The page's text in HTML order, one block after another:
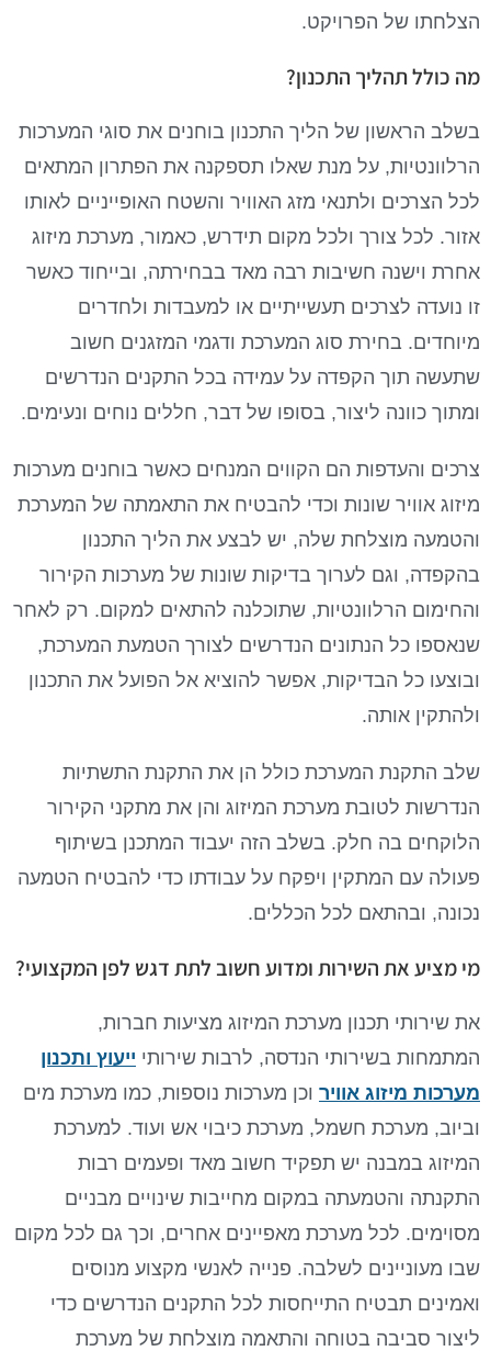
הצלחתו של הפרויקט.
מה כולל תהליך התכנון?
בשלב הראשון של הליך התכנון בוחנים את סוגי המערכות
הרלוונטיות, על מנת שאלו תספקנה את הפתרון המתאים
לכל הצרכים ולתנאי מזג האוויר והשטח האופייניים לאותו
אזור. לכל צורך ולכל מקום תידרש, כאמור, מערכת מיזוג
אחרת וישנה חשיבות רבה מאד בבחירתה, ובייחוד כאשר
זו נועדה לצרכים תעשייתיים או למעבדות ולחדרים
מיוחדים. בחירת סוג המערכת ודגמי המזגנים חשוב
שתעשה תוך הקפדה על עמידה בכל התקנים הנדרשים
ומתוך כוונה ליצור, בסופו של דבר, חללים נוחים ונעימים.
צרכים והעדפות הם הקווים המנחים כאשר בוחנים מערכות
מיזוג אוויר שונות וכדי להבטיח את התאמתה של המערכת
והטמעה מוצלחת שלה, יש לבצע את הליך התכנון
בהקפדה, וגם לערוך בדיקות שונות של מערכות הקירור
והחימום הרלוונטיות, שתוכלנה להתאים למקום. רק לאחר
שנאספו כל הנתונים הנדרשים לצורך הטמעת המערכת,
ובוצעו כל הבדיקות, אפשר להוציא אל הפועל את התכנון
ולהתקין אותה.
שלב התקנת המערכת כולל הן את התקנת התשתיות
הנדרשות לטובת מערכת המיזוג והן את מתקני הקירור
הלוקחים בה חלק. בשלב הזה יעבוד המתכנן בשיתוף
פעולה עם המתקין ויפקח על עבודתו כדי להבטיח הטמעה
נכונה, ובהתאם לכל הכללים.
מי מציע את השירות ומדוע חשוב לתת דגש לפן המקצועי?
את שירותי תכנון מערכת המיזוג מציעות חברות,
המתמחות בשירותי הנדסה, לרבות שירותי ייעוץ ותכנון
מערכות מיזוג אוויר וכן מערכות נוספות, כמו מערכת מים
וביוב, מערכת חשמל, מערכת כיבוי אש ועוד. למערכת
המיזוג במבנה יש תפקיד חשוב מאד ופעמים רבות
התקנתה והטמעתה במקום מחייבות שינויים מבניים
מסוימים. לכל מערכת מאפיינים אחרים, וכך גם לכל מקום
שבו מעוניינים לשלבה. פנייה לאנשי מקצוע מנוסים
ואמינים תבטיח התייחסות לכל התקנים הנדרשים כדי
ליצור סביבה בטוחה והתאמה מוצלחת של מערכת